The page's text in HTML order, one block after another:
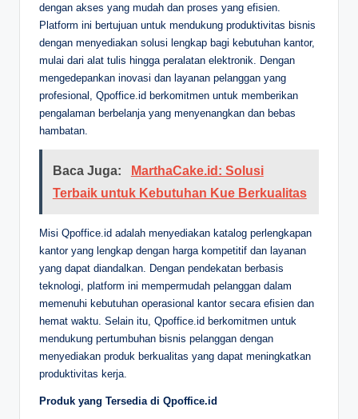
dengan akses yang mudah dan proses yang efisien.
Platform ini bertujuan untuk mendukung produktivitas bisnis
dengan menyediakan solusi lengkap bagi kebutuhan kantor,
mulai dari alat tulis hingga peralatan elektronik. Dengan
mengedepankan inovasi dan layanan pelanggan yang
profesional, Qpoffice.id berkomitmen untuk memberikan
pengalaman berbelanja yang menyenangkan dan bebas
hambatan.
Baca Juga:
MarthaCake.id: Solusi
Terbaik untuk Kebutuhan Kue Berkualitas
Misi Qpoffice.id adalah menyediakan katalog perlengkapan
kantor yang lengkap dengan harga kompetitif dan layanan
yang dapat diandalkan. Dengan pendekatan berbasis
teknologi, platform ini mempermudah pelanggan dalam
memenuhi kebutuhan operasional kantor secara efisien dan
hemat waktu. Selain itu, Qpoffice.id berkomitmen untuk
mendukung pertumbuhan bisnis pelanggan dengan
menyediakan produk berkualitas yang dapat meningkatkan
produktivitas kerja.
Produk yang Tersedia di Qpoffice.id